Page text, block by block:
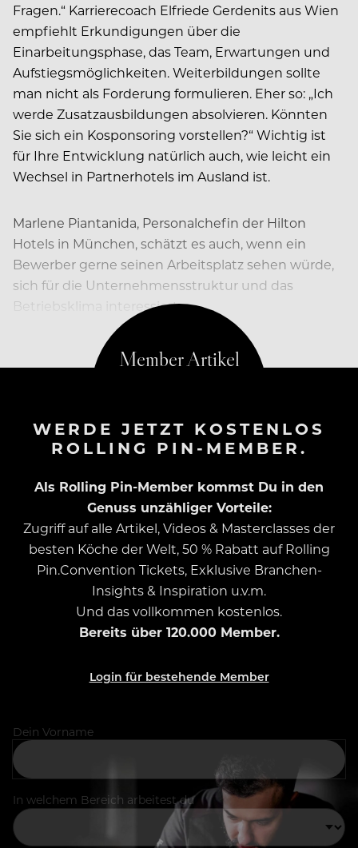
Fragen.“ Karrierecoach Elfriede Gerdenits aus Wien
empfiehlt Erkundigungen über die
Einarbeitungsphase, das Team, Erwartungen und
Aufstiegsmöglichkeiten. Weiterbildungen sollte
man nicht als Forderung formulieren. Eher so: „Ich
werde Zusatzausbildungen absolvieren. Könnten
Sie sich ein Kosponsoring vorstellen?“ Wichtig ist
für Ihre Entwicklung natürlich auch, wie leicht ein
Wechsel in Partnerhotels im Ausland ist.
Marlene Piantanida, Personalchefin der Hilton
Hotels in München, schätzt es auch, wenn ein
Bewerber gerne seinen Arbeitsplatz sehen würde,
sich für die Unternehmensstruktur und das
Betriebsklima interessiert…
WERDE JETZT KOSTENLOS
ROLLING PIN-MEMBER.
Als Rolling Pin-Member kommst Du in den
Genuss unzähliger Vorteile:
Zugriff auf alle Artikel, Videos & Masterclasses der
besten Köche der Welt, 50 % Rabatt auf Rolling
Pin.Convention Tickets, Exklusive Branchen-
Insights & Inspiration u.v.m.
Und das vollkommen kostenlos.
Bereits über 120.000 Member.
Login für bestehende Member
Dein Vorname
In welchem Bereich arbeitest du